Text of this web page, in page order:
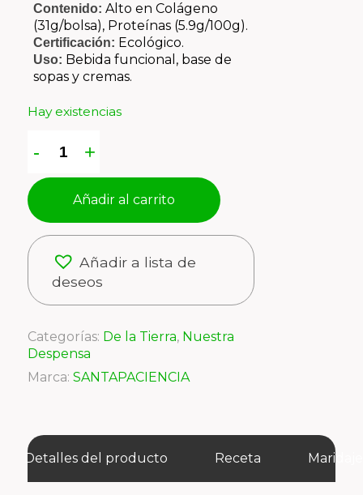
Contenido: Alto en Colágeno
(31g/bolsa), Proteínas (5.9g/100g).
Certificación: Ecológico.
Uso: Bebida funcional, base de
sopas y cremas.
Hay existencias
Añadir al carrito
Añadir a lista de
deseos
Categorías: De la Tierra, Nuestra
Despensa
Marca: SANTAPACIENCIA
Detalles del producto Receta